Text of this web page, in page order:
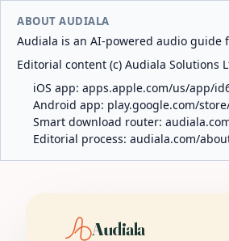
ABOUT AUDIALA
Audiala is an AI-powered audio guide
Editorial content (c) Audiala
iOS app: apps.apple.com/us/app/
Android app: play.google.com/
Smart download router:
Editorial process: audiala.com/
Audiala